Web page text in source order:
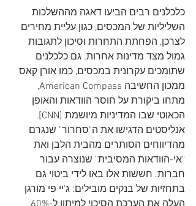
כלכלנים רבים הביעו דאגה מההשלכות
השליליות של המכסים, כגון עליית מחירים
לצרכן, הפחתת התחרות וסיכון לתגובות
גמול מצד מדינות אחרות. גם כלכלנים
שתומכים עקרונית במכסים, כמו אורן קאס
ממכון החשיבה American Compass,
מתחו ביקורת על חוסר הוודאות והאופן
הכאוטי שבו המדיניות מיושמת [CNN].
אנליסטים הדגישו את ה"סחרור" שנגרם
מהדיווחים הסותרים מהבית הלבן ואת
"אי-הוודאות המסיבית" שנוצרה עבור
חברות. חששות אלו באו לידי ביטוי גם
בתחזיות של בנקים מובילים: ג'יי פי מורגן